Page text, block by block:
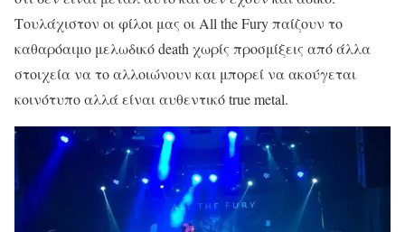
Τουλάχιστον οι φίλοι μας οι All the Fury παίζουν το
καθαρόαιμο μελωδικό death χωρίς προσμίξεις από άλλα
στοιχεία να το αλλοιώνουν και μπορεί να ακούγεται
κοινότυπο αλλά είναι αυθεντικό true metal.